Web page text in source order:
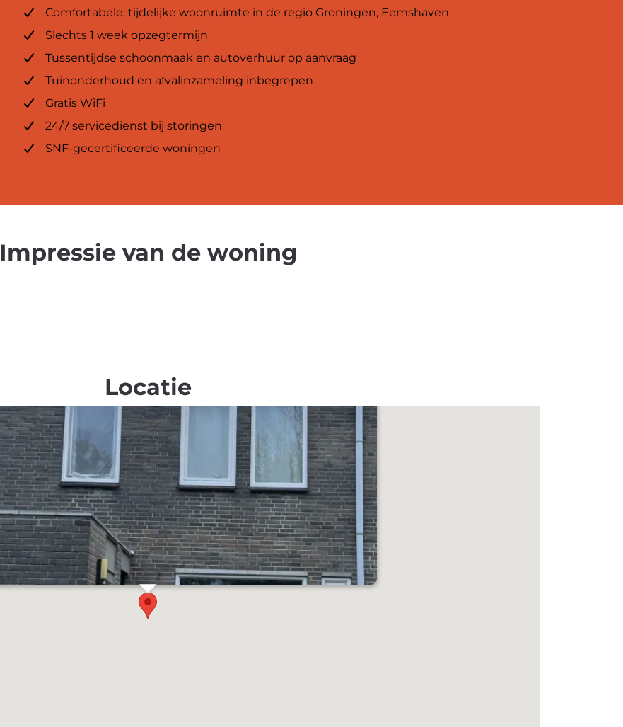
Comfortabele, tijdelijke woonruimte in de regio Groningen, Eemshaven
Slechts 1 week opzegtermijn
Tussentijdse schoonmaak en autoverhuur op aanvraag
Tuinonderhoud en afvalinzameling inbegrepen
Gratis WiFi
24/7 servicedienst bij storingen
SNF-gecertificeerde woningen
Impressie van de woning
Locatie